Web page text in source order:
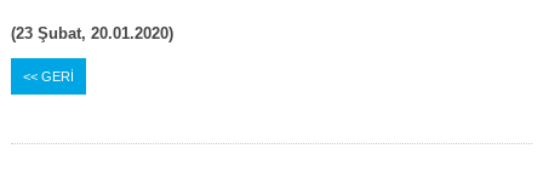
(23 Şubat, 20.01.2020)
<< GERİ